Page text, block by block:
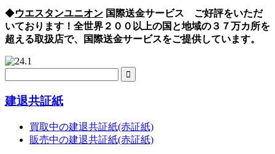
◆ウエスタンユニオン 国際送金サービス ご好評をいただ
いております！全世界２００以上の国と地域の３７万カ所を
超える取扱店で、国際送金サービスをご提供しています。
建退共証紙
買取中の建退共証紙(赤証紙)
販売中の建退共証紙(赤証紙)